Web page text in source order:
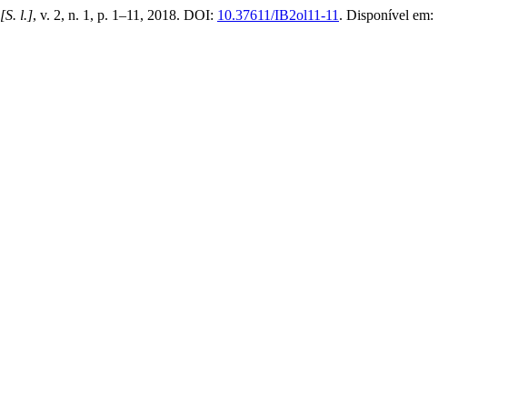
[S. l.], v. 2, n. 1, p. 1–11, 2018. DOI: 10.37611/IB2ol11-11 . Disponível em: